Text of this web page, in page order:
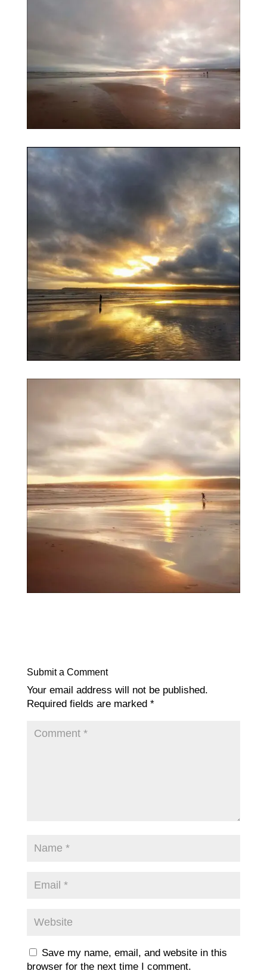
Submit a Comment
Your email address will not be published.
Required fields are marked *
Save my name, email, and website in this
browser for the next time I comment.